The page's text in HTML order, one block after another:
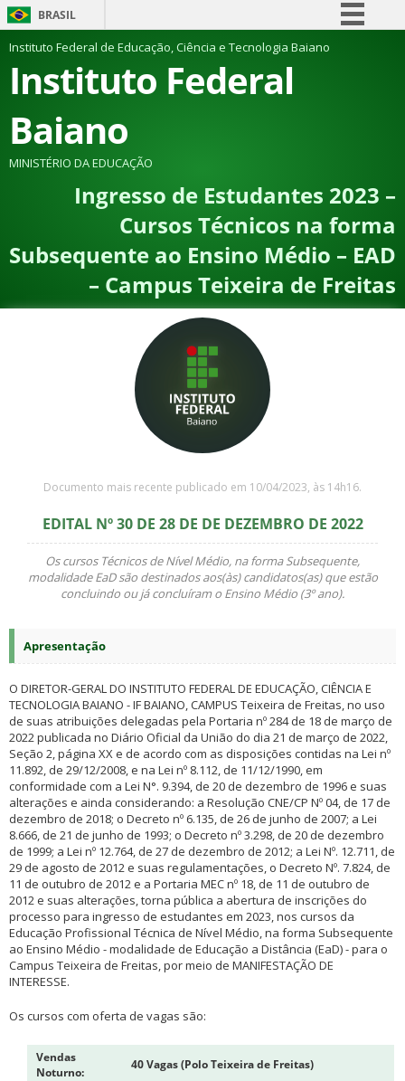
BRASIL
Simplifique!
Comunica BR
Canais
Instituto Federal de Educação, Ciência e Tecnologia Baiano
Instituto Federal
Baiano
MINISTÉRIO DA EDUCAÇÃO
Ingresso de Estudantes 2023 –
Cursos Técnicos na forma
Subsequente ao Ensino Médio – EAD
– Campus Teixeira de Freitas
Documento mais recente publicado em 10/04/2023, às 14h16.
EDITAL Nº 30 DE 28 DE DE DEZEMBRO DE 2022
Os cursos Técnicos de Nível Médio, na forma Subsequente,
modalidade EaD são destinados aos(às) candidatos(as) que estão
concluindo ou já concluíram o Ensino Médio (3º ano).
Apresentação
O DIRETOR-GERAL DO INSTITUTO FEDERAL DE EDUCAÇÃO, CIÊNCIA E
TECNOLOGIA BAIANO - IF BAIANO, CAMPUS Teixeira de Freitas, no uso
de suas atribuições delegadas pela Portaria nº 284 de 18 de março de
2022 publicada no Diário Oficial da União do dia 21 de março de 2022,
Seção 2, página XX e de acordo com as disposições contidas na Lei nº
11.892, de 29/12/2008, e na Lei nº 8.112, de 11/12/1990, em
conformidade com a Lei N°. 9.394, de 20 de dezembro de 1996 e suas
alterações e ainda considerando: a Resolução CNE/CP Nº 04, de 17 de
dezembro de 2018; o Decreto nº 6.135, de 26 de junho de 2007; a Lei
8.666, de 21 de junho de 1993; o Decreto nº 3.298, de 20 de dezembro
de 1999; a Lei nº 12.764, de 27 de dezembro de 2012; a Lei Nº. 12.711, de
29 de agosto de 2012 e suas regulamentações, o Decreto Nº. 7.824, de
11 de outubro de 2012 e a Portaria MEC nº 18, de 11 de outubro de
2012 e suas alterações, torna pública a abertura de inscrições do
processo para ingresso de estudantes em 2023, nos cursos da
Educação Profissional Técnica de Nível Médio, na forma Subsequente
ao Ensino Médio - modalidade de Educação a Distância (EaD) - para o
Campus Teixeira de Freitas, por meio de MANIFESTAÇÃO DE
INTERESSE.
Os cursos com oferta de vagas são:
Vendas
Noturno:
40 Vagas (Polo Teixeira de Freitas)